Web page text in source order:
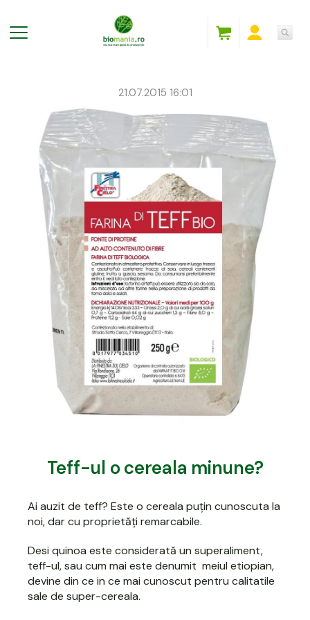
Teff-ul o cereala minune?
21.07.2015 16:01
Ai auzit de teff? Este o cereala puțin cunoscuta la
noi, dar cu proprietăți remarcabile.
Desiquinoa este considerată un superaliment,
teff-ul, sau cum mai este denumit meiul etiopian,
devine din ce in ce mai cunoscut pentru calitatile
sale de super-cereala.